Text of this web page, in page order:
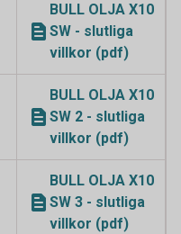
BULL OLJA X10
SW - slutliga
villkor (pdf)
BULL OLJA X10
SW 2 - slutliga
villkor (pdf)
BULL OLJA X10
SW 3 - slutliga
villkor (pdf)